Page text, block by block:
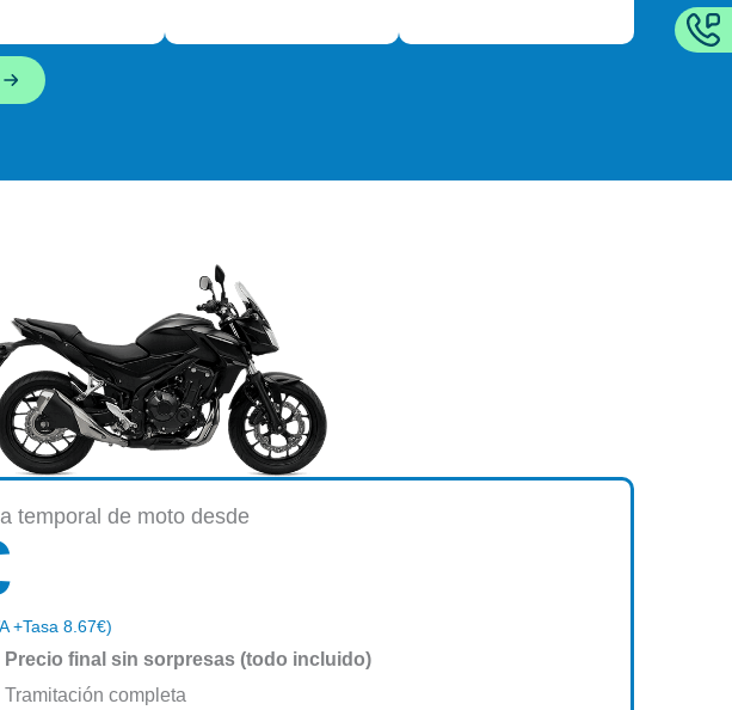
temporal de moto desde
+Tasa 8.67€)
Precio final sin sorpresas (todo incluido)
Tramitación completa